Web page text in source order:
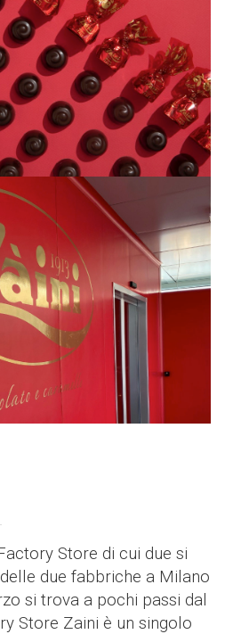
Store di cui due si
due fabbriche a Milano
si trova a pochi passi dal
Store Zaini è un singolo